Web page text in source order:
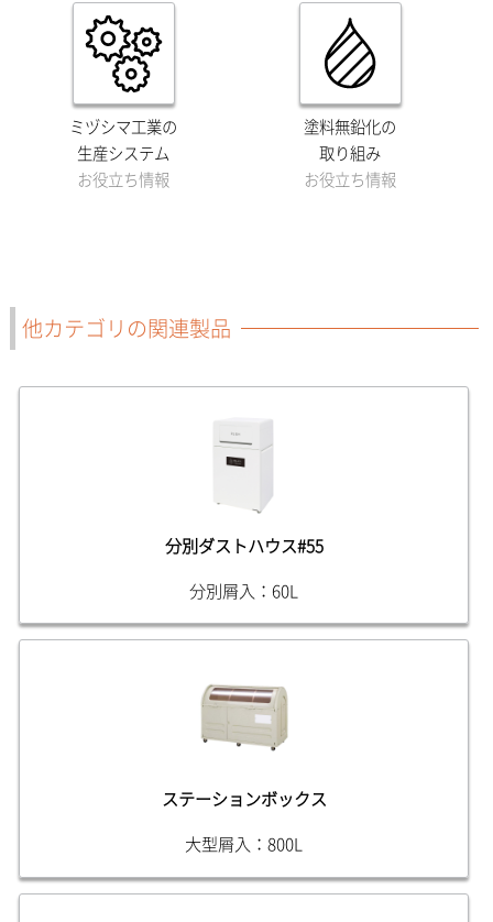
ミヅシマ工業の
生産システム
お役立ち情報
塗料無鉛化の
取り組み
お役立ち情報
他カテゴリの関連製品
分別ダストハウス#55
分別屑入：60L
ステーションボックス
大型屑入：800L